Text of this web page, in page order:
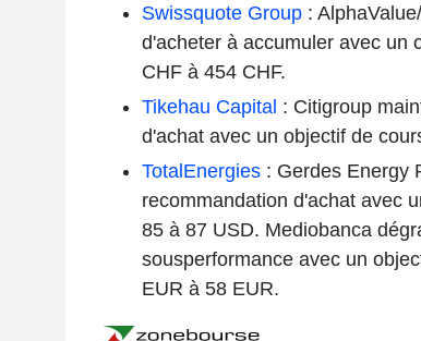
Swissquote Group:
d'acheter à accumuler avec un
CHF à 454 CHF.
Tikehau Capital : Citigroup
d'achat avec un objectif de
TotalEnergies: Gerdes Energy
recommandation d'achat avec
85 à 87 USD. Mediobanca
sousperformance avec un
EUR à 58 EUR.